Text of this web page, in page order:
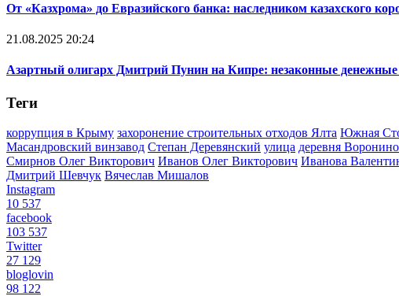
От «Казхрома» до Евразийского банка: наследником казахского
21.08.2025 20:24
Азартный олигарх Дмитрий Пунин на Кипре: незаконные
Теги
коррупция в Крыму захоронение строительных отходов Ялта Южная
Масандровский винзавод Степан Деревянский улица деревня Воронино
Смирнов Олег Викторович Иванов Олег Викторович Иванова
Дмитрий Шевчук Вячеслав Мишалов
Instagram
10 537
facebook
103 537
Twitter
27 129
bloglovin
98 122